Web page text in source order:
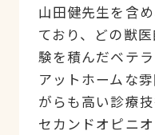
山田健先生を含
ており、どの獣
験を積んだベテ
アットホームな
がらも高い診療
セカンドオピニ